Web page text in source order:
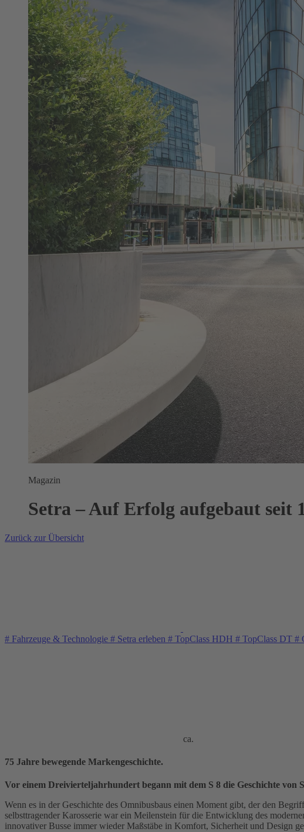
Magazin
Setra – Auf Erfolg aufgebaut seit
Zurück zur Übersicht
# Fahrzeuge & Technologie # Setra erleben # TopClass HDH # TopClass DT #
ca.
75 Jahre bewegende Markengeschichte.
Vor einem Dreivierteljahrhundert begann mit dem S 8 die Geschichte von
Wenn es in der Geschichte des Omnibusbaus einen Moment gibt, der den
selbsttragender Karosserie war ein Meilenstein für die Entwicklung des
innovativer Busse immer wieder Maßstäbe in Komfort, Sicherheit und Design